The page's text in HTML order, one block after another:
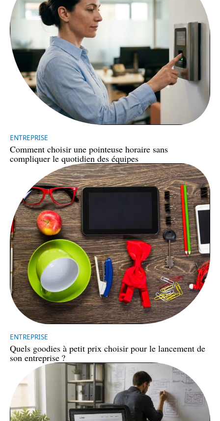
ENTREPRISE
Comment choisir une pointeuse horaire sans
compliquer le quotidien des équipes
ENTREPRISE
Quels goodies à petit prix choisir pour le lancement de
son entreprise ?